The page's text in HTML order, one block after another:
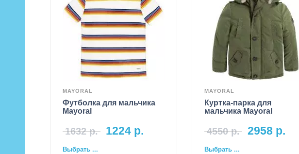
MAYORAL
Футболка для мальчика
Mayoral
1632р. 1224 р.
Выбрать ...
MAYORAL
Куртка-парка для
мальчика Mayoral
4550р. 2958 р.
Выбрать ...